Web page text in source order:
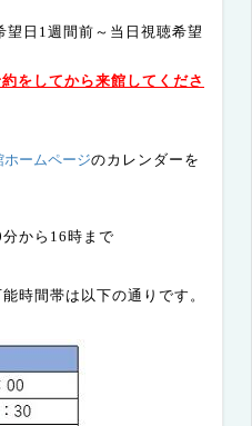
望日1週間前～当日視聴希望
をしてから来館してくださ
ホームページのカレンダーを
分から16時まで
能時間帯は以下の通りです。